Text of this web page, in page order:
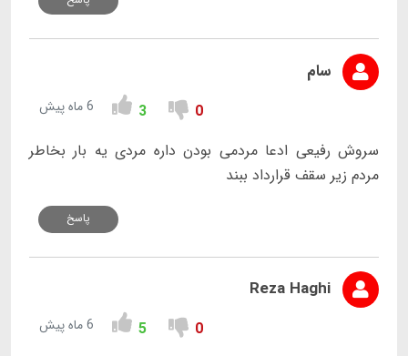
سام
0
3 6 ماه پیش
سروش رفیعی ادعا مردمی بودن داره مردی یه بار بخاطر
مردم زیر سقف قرارداد ببند‌‌‌
پاسخ
Reza Haghi
0
5 6 ماه پیش